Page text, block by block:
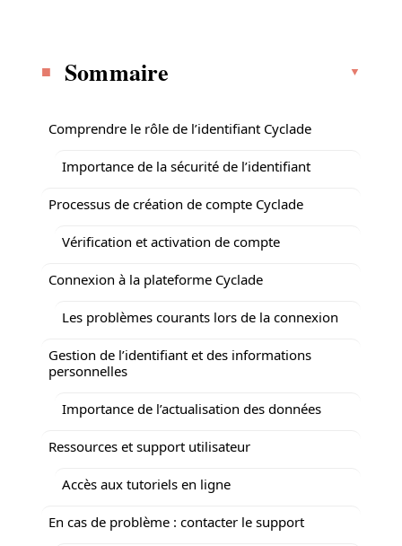
Sommaire
Comprendre le rôle de l’identifiant Cyclade
Importance de la sécurité de l’identifiant
Processus de création de compte Cyclade
Vérification et activation de compte
Connexion à la plateforme Cyclade
Les problèmes courants lors de la connexion
Gestion de l’identifiant et des informations
personnelles
Importance de l’actualisation des données
Ressources et support utilisateur
Accès aux tutoriels en ligne
En cas de problème : contacter le support